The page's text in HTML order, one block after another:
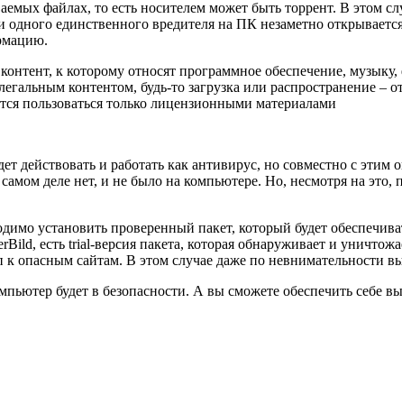
файлах, то есть носителем может быть торрент. В этом
одного единственного вредителя на ПК незаметно
к которому относят программное обеспечение,
контентом, будь-то загрузка или распространение –
пользоваться только лицензионными материалами
действовать и работать как антивирус, но совместно с этим
деле нет, и не было на компьютере. Но, несмотря на это,
установить проверенный пакет, который будет
есть trial-версия пакета, которая обнаруживает и
опасным сайтам. В этом случае даже по невнимательности
будет в безопасности. А вы сможете обеспечить себе